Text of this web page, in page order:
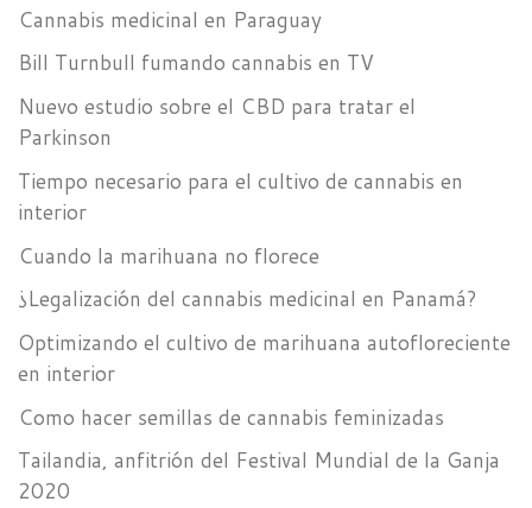
Cannabis medicinal en Paraguay
Bill Turnbull fumando cannabis en TV
Nuevo estudio sobre el CBD para tratar el
Parkinson
Tiempo necesario para el cultivo de cannabis en
interior
Cuando la marihuana no florece
¿Legalización del cannabis medicinal en Panamá?
Optimizando el cultivo de marihuana autofloreciente
en interior
Como hacer semillas de cannabis feminizadas
Tailandia, anfitrión del Festival Mundial de la Ganja
2020